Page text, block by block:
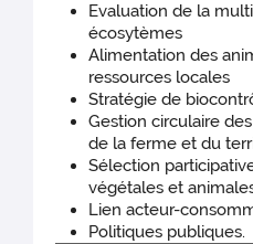
Evaluation de la
écosytèmes
Alimentation des
ressources locales
Stratégie de
Gestion circulaire
de la ferme et du
Sélection
végétales et
Lien acteur-
Politiques publiques.